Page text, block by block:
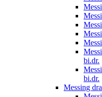
bi.dr.
bi.dr.
Messing